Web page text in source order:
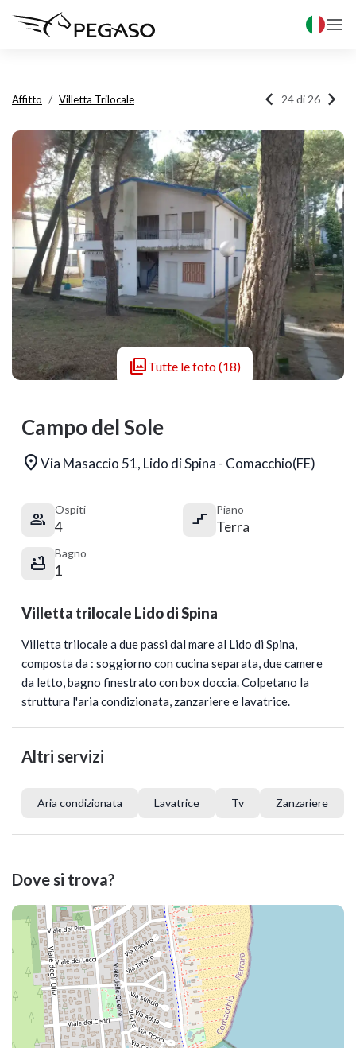

Affitto Villetta Trilocale  24 di 26 
Tutte le foto (18)
Campo del Sole
Via Masaccio 51, Lido di Spina - Comacchio(FE)
 Ospiti
4  Piano
Terra
 Bagno
1
Villetta trilocale Lido di Spina
Villetta trilocale a due passi dal mare al Lido di Spina,
composta da : soggiorno con cucina separata, due camere
da letto, bagno finestrato con box doccia. Colpetano la
struttura l'aria condizionata, zanzariere e lavatrice.
Altri servizi
Aria condizionata Lavatrice Tv Zanzariere
Dove si trova?